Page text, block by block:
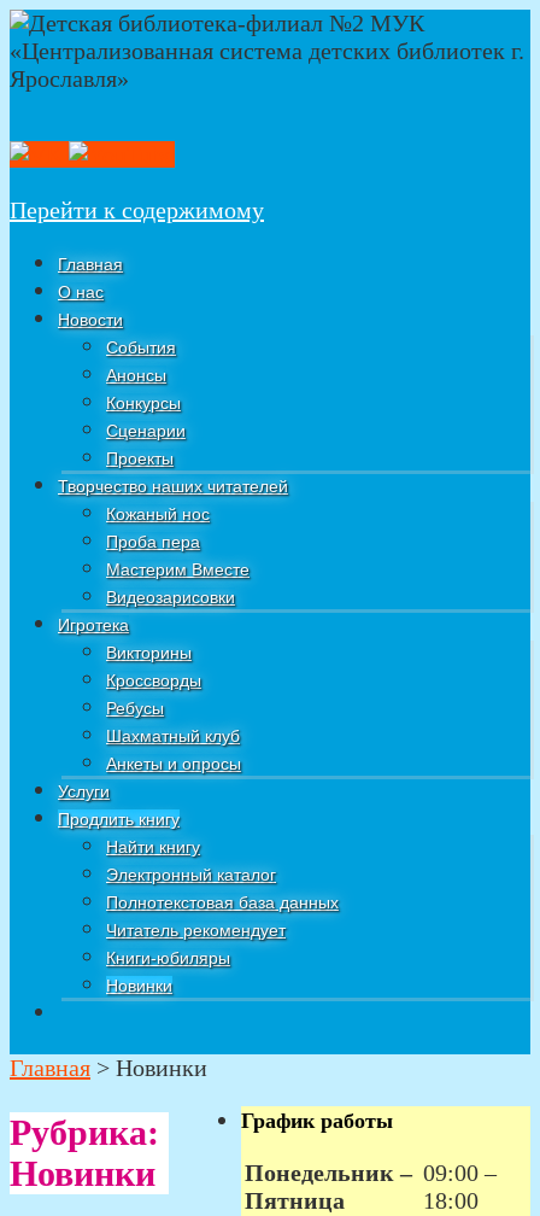
Перейти к содержимому
Главная
О нас
Новости
События
Анонсы
Конкурсы
Сценарии
Проекты
Творчество наших читателей
Кожаный нос
Проба пера
Мастерим Вместе
Видеозарисовки
Игротека
Викторины
Кроссворды
Ребусы
Шахматный клуб
Анкеты и опросы
Услуги
Продлить книгу
Найти книгу
Электронный каталог
Полнотекстовая база данных
Читатель рекомендует
Книги-юбиляры
Новинки
Главная > Новинки
Рубрика:
Новинки
График работы
Понедельник –
Пятница
09:00 –
18:00